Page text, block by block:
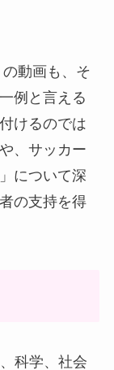
動画も、そ
例と言える
けるのでは
、サッカー
について深
の支持を得
科学、社会